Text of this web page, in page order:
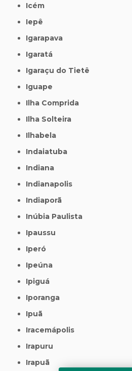
Icém
Iepê
Igarapava
Igaratá
Igaraçu do Tietê
Iguape
Ilha Comprida
Ilha Solteira
Ilhabela
Indaiatuba
Indiana
Indianapolis
Indiaporã
Inúbia Paulista
Ipaussu
Iperó
Ipeúna
Ipiguá
Iporanga
Ipuã
Iracemápolis
Irapuru
Irapuã